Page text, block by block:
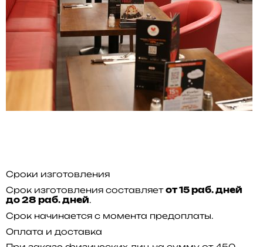
Сроки изготовления
Срок изготовления составляет от 15 раб. дней
до 28 раб. дней.
Срок начинается с момента предоплаты.
Оплата и доставка